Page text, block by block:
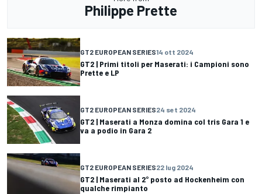
Philippe Prette
GT2 EUROPEAN SERIES14 ott 2024
GT2 | Primi titoli per Maserati: i Campioni sono
Prette e LP
GT2 EUROPEAN SERIES24 set 2024
GT2 | Maserati a Monza domina col tris Gara 1 e
va a podio in Gara 2
GT2 EUROPEAN SERIES22 lug 2024
GT2 | Maserati al 2° posto ad Hockenheim con
qualche rimpianto